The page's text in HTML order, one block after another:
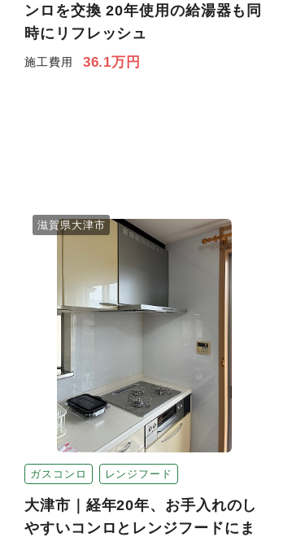
ンロを交換 20年使用の給湯器も同
時にリフレッシュ
施工費用 36.1万円
ガスコンロ レンジフード
滋賀県大津市
大津市｜経年20年、お手入れのし
やすいコンロとレンジフードにま